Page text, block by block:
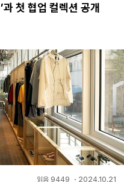
첫 협업 컬렉션 공개
읽음 9449 ・ 2024.10.21